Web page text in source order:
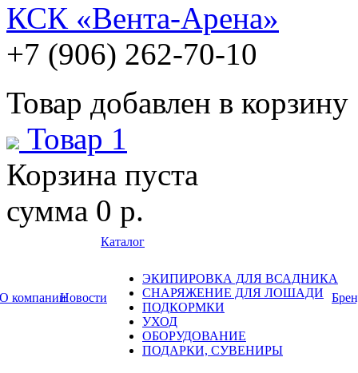
КСК «Вента-Арена»
+7 (906) 262-70-10
Товар добавлен в корзину
Товар 1
Корзина пуста
сумма 0 р.
О компанииНовости
Каталог
ЭКИПИРОВКА ДЛЯ ВСАДНИКА
СНАРЯЖЕНИЕ ДЛЯ ЛОШАДИ
ПОДКОРМКИ
УХОД
ОБОРУДОВАНИЕ
ПОДАРКИ, СУВЕНИРЫ